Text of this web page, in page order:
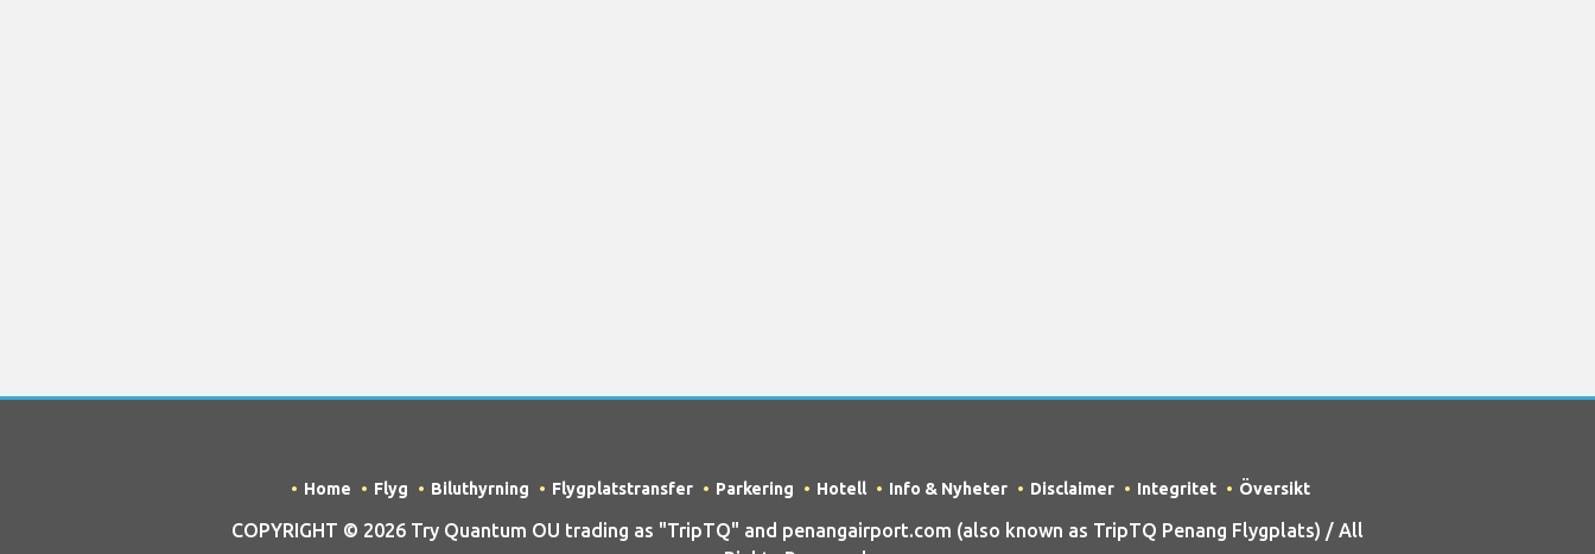
Home Flyg Biluthyrning Flygplatstransfer Parkering Hotell Info & Nyheter Disclaimer Integritet Översikt
COPYRIGHT © 2026 Try Quantum OU trading as "TripTQ" and penangairport.com (also known as TripTQ Penang Flygplats) / All